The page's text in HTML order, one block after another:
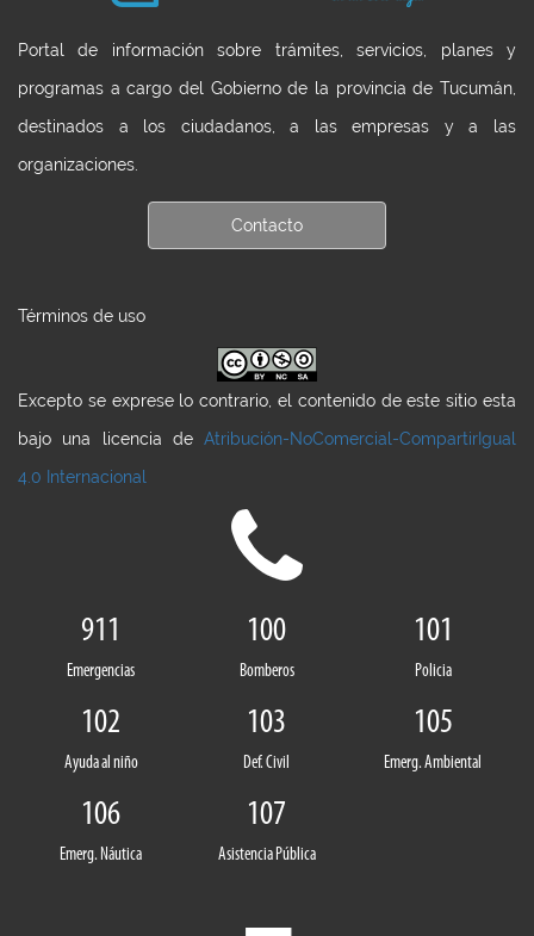
Portal de información sobre trámites, servicios, planes y
programas a cargo del Gobierno de la provincia de Tucumán,
destinados a los ciudadanos, a las empresas y a las
organizaciones.
Contacto
Términos de uso
Excepto se exprese lo contrario, el contenido de este sitio esta
bajo una licencia de Atribución-NoComercial-CompartirIgual
4.0 Internacional
911
Emergencias
100
Bomberos
101
Policia
102
Ayuda al niño
103
Def. Civil
105
Emerg. Ambiental
106
Emerg. Náutica
107
Asistencia Pública